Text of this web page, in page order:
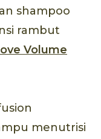
shampoo
rambut
Volume
menutrisi